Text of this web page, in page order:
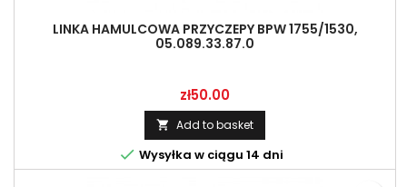
LINKA HAMULCOWA PRZYCZEPY BPW 1755/1530,
05.089.33.87.0
Price
zł50.00
 Add to basket
 Wysyłka w ciągu 14 dni